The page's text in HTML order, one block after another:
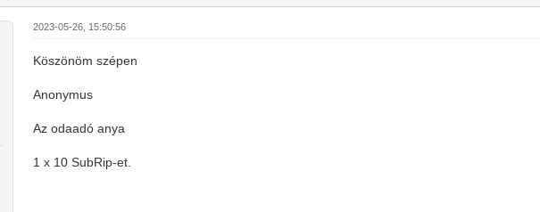
2023-05-26, 15:50:56
Köszönöm szépen
Anonymus
Az odaadó anya
1 x 10 SubRip-et.